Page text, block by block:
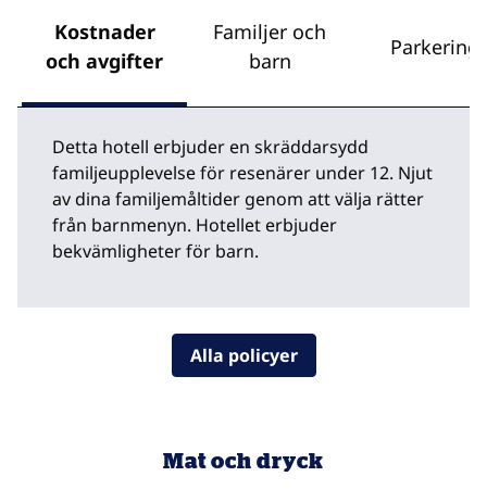
Kostnader
och avgifter
Familjer och
barn
Parkering
Detta hotell erbjuder en skräddarsydd
familjeupplevelse för resenärer under 12. Njut
av dina familjemåltider genom att välja rätter
från barnmenyn. Hotellet erbjuder
bekvämligheter för barn.
Alla policyer
Mat och dryck